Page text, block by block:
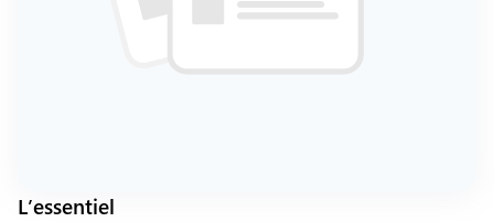
L’essentiel